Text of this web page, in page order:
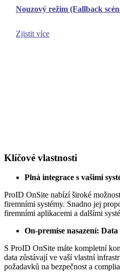
Nouzový režim (Fallback
Zjistit více
Klíčové vlastnosti
Plná integrace s vašimi
ProID OnSite nabízí široké
firemními systémy. Snadno jej
firemními aplikacemi a dalšími
On-premise nasazení:
S ProID OnSite máte kompletní
data zůstávají ve vaší vlastní
požadavků na bezpečnost a